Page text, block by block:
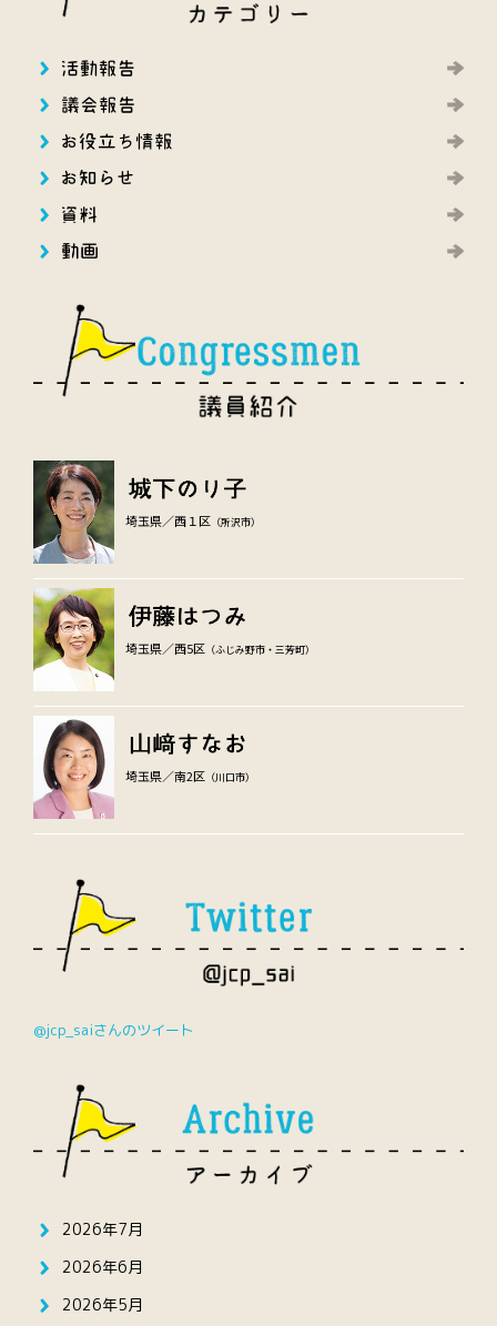
埼玉県／西１区 （所沢市）
埼玉県／西5区 （ふじみ野市・三芳町）
埼玉県／南2区 （川口市）
@jcp_saiさんのツイート
2026年7月
2026年6月
2026年5月